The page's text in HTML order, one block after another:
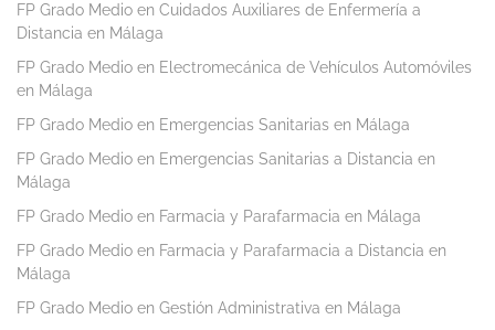
FP Grado Medio en Cuidados Auxiliares de Enfermería a
Distancia en Málaga
FP Grado Medio en Electromecánica de Vehículos Automóviles
en Málaga
FP Grado Medio en Emergencias Sanitarias en Málaga
FP Grado Medio en Emergencias Sanitarias a Distancia en
Málaga
FP Grado Medio en Farmacia y Parafarmacia en Málaga
FP Grado Medio en Farmacia y Parafarmacia a Distancia en
Málaga
FP Grado Medio en Gestión Administrativa en Málaga